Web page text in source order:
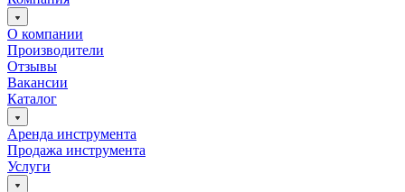
О компании
Производители
Отзывы
Вакансии
Каталог
Аренда инструмента
Продажа инструмента
Услуги